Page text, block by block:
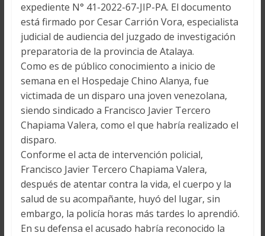
expediente N° 41-2022-67-JIP-PA. El documento
está firmado por Cesar Carrión Vora, especialista
judicial de audiencia del juzgado de investigación
preparatoria de la provincia de Atalaya.
Como es de público conocimiento a inicio de
semana en el Hospedaje Chino Alanya, fue
victimada de un disparo una joven venezolana,
siendo sindicado a Francisco Javier Tercero
Chapiama Valera, como el que habría realizado el
disparo.
Conforme el acta de intervención policial,
Francisco Javier Tercero Chapiama Valera,
después de atentar contra la vida, el cuerpo y la
salud de su acompañante, huyó del lugar, sin
embargo, la policía horas más tardes lo aprendió.
En su defensa el acusado habría reconocido la